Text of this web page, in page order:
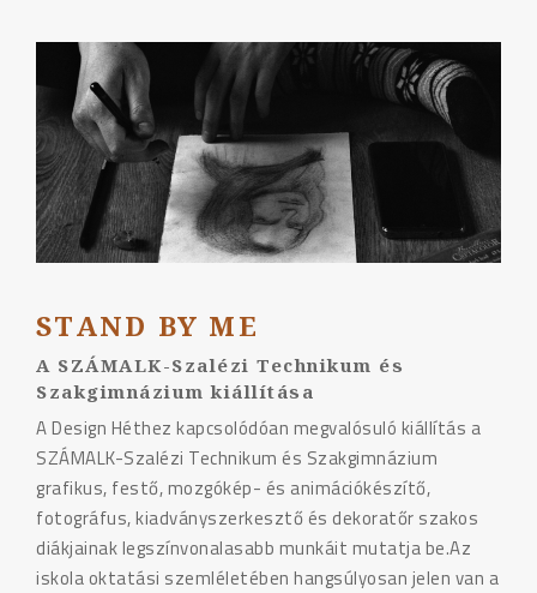
Design
/
Introduction"
STAND BY ME
A SZÁMALK-Szalézi Technikum és
Szakgimnázium kiállítása
A Design Héthez kapcsolódóan megvalósuló kiállítás a
SZÁMALK-Szalézi Technikum és Szakgimnázium
grafikus, festő, mozgókép- és animációkészítő,
fotográfus, kiadványszerkesztő és dekoratőr szakos
diákjainak legszínvonalasabb munkáit mutatja be.Az
iskola oktatási szemléletében hangsúlyosan jelen van a